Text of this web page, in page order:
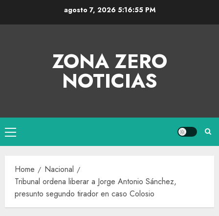
agosto 7, 2026 5:16:55 PM
ZONA ZERO
NOTICIAS
Home
Nacional
Tribunal ordena liberar a Jorge Antonio Sánchez,
presunto segundo tirador en caso Colosio